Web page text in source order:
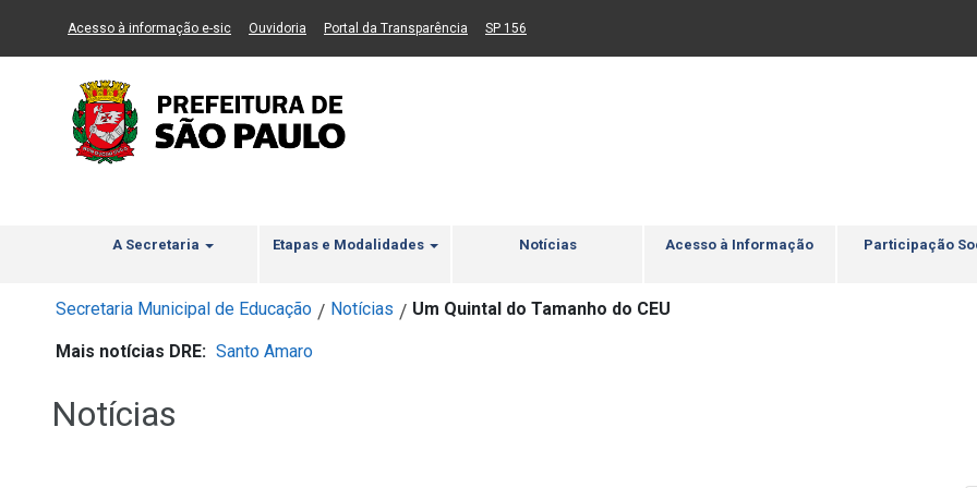
Ir ao Conteúdo Ir para menu principal 2 Ir para busca Ir para rodapé
Acesso à informação e-sic(Link para um novo sítio)
Ouvidoria (Link para um novo sítio)
Portal da Transparência (Link para um novo sítio)
SP 156
A Secretaria Etapas e Modalidades Notícias Acesso à Informação Participação
Secretaria Municipal de Educação / Notícias / Um Quintal do Tamanho do CEU
Mais notícias DRE: Santo Amaro
Notícias